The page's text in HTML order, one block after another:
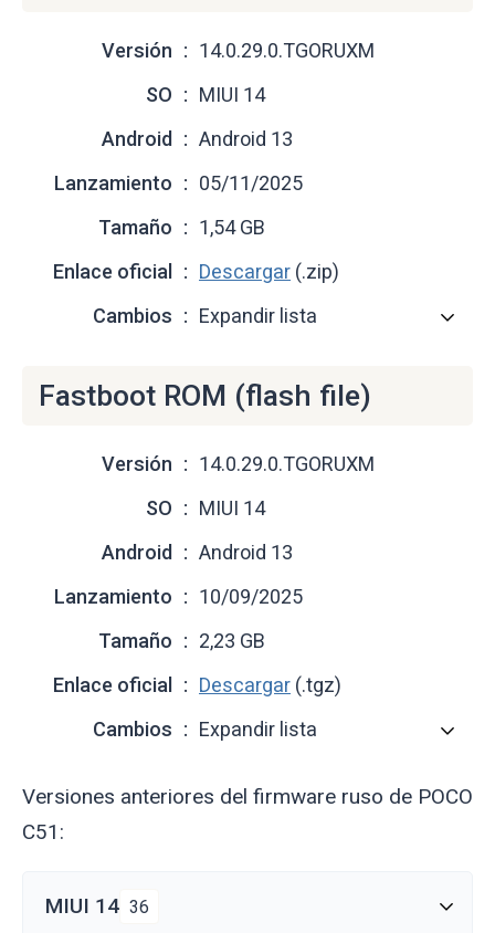
Versión
14.0.29.0.TGORUXM
SO
MIUI 14
Android
Android 13
Lanzamiento
05/11/2025
Tamaño
1,54 GB
Enlace oficial
Descargar (.zip)
Cambios
Expandir lista
Fastboot ROM (flash file)
Versión
14.0.29.0.TGORUXM
SO
MIUI 14
Android
Android 13
Lanzamiento
10/09/2025
Tamaño
2,23 GB
Enlace oficial
Descargar (.tgz)
Cambios
Expandir lista
Versiones anteriores del firmware ruso de POCO
C51:
MIUI 14 36